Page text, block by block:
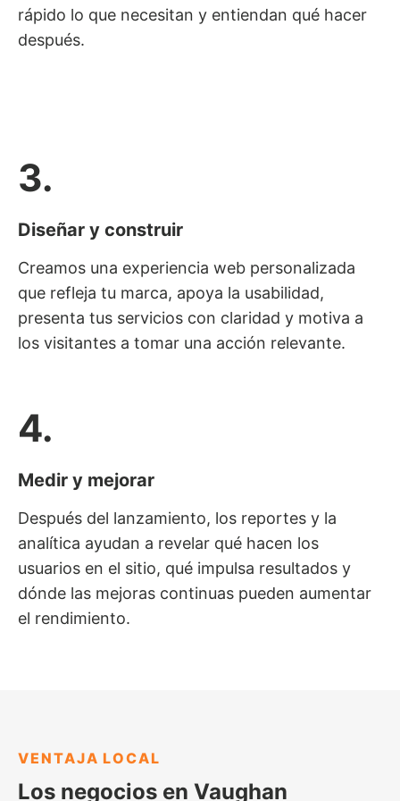
rápido lo que necesitan y entiendan qué hacer
después.
3.
Diseñar y construir
Creamos una experiencia web personalizada
que refleja tu marca, apoya la usabilidad,
presenta tus servicios con claridad y motiva a
los visitantes a tomar una acción relevante.
4.
Medir y mejorar
Después del lanzamiento, los reportes y la
analítica ayudan a revelar qué hacen los
usuarios en el sitio, qué impulsa resultados y
dónde las mejoras continuas pueden aumentar
el rendimiento.
VENTAJA LOCAL
Los negocios en Vaughan